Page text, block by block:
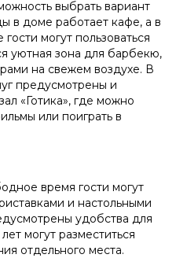
выбрать вариант
в доме работает кафе, а в
могут пользоваться
уютная зона для барбекю,
на свежем воздухе. В
предусмотрены и
«Готика», где можно
или поиграть в
время гости могут
и настольными
удобства для
могут разместиться
отдельного места.